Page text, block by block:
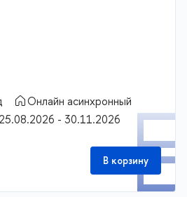
Онлайн асинхронный
25.08.2026 - 30.11.2026
В корзину